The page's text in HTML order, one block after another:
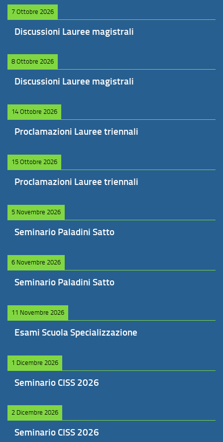
7 Ottobre 2026
Discussioni Lauree magistrali
8 Ottobre 2026
Discussioni Lauree magistrali
14 Ottobre 2026
Proclamazioni Lauree triennali
15 Ottobre 2026
Proclamazioni Lauree triennali
5 Novembre 2026
Seminario Paladini Satto
6 Novembre 2026
Seminario Paladini Satto
11 Novembre 2026
Esami Scuola Specializzazione
1 Dicembre 2026
Seminario CISS 2026
2 Dicembre 2026
Seminario CISS 2026